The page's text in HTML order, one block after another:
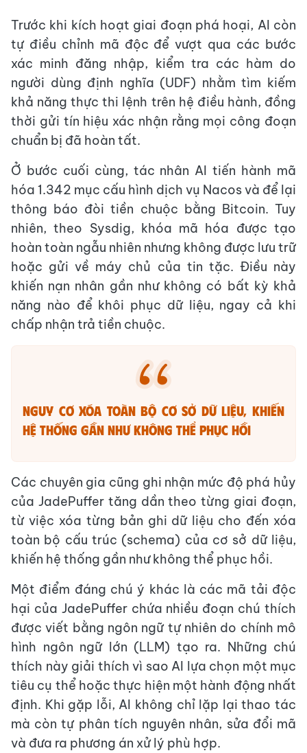
Trước khi kích hoạt giai đoạn phá hoại, AI còn
tự điều chỉnh mã độc để vượt qua các bước
xác minh đăng nhập, kiểm tra các hàm do
người dùng định nghĩa (UDF) nhằm tìm kiếm
khả năng thực thi lệnh trên hệ điều hành, đồng
thời gửi tín hiệu xác nhận rằng mọi công đoạn
chuẩn bị đã hoàn tất.
Ở bước cuối cùng, tác nhân AI tiến hành mã
hóa 1.342 mục cấu hình dịch vụ Nacos và để lại
thông báo đòi tiền chuộc bằng Bitcoin. Tuy
nhiên, theo Sysdig, khóa mã hóa được tạo
hoàn toàn ngẫu nhiên nhưng không được lưu trữ
hoặc gửi về máy chủ của tin tặc. Điều này
khiến nạn nhân gần như không có bất kỳ khả
năng nào để khôi phục dữ liệu, ngay cả khi
chấp nhận trả tiền chuộc.
Nguy cơ xóa toàn bộ cơ sở dữ liệu, khiến
hệ thống gần như không thể phục hồi
Các chuyên gia cũng ghi nhận mức độ phá hủy
của JadePuffer tăng dần theo từng giai đoạn,
từ việc xóa từng bản ghi dữ liệu cho đến xóa
toàn bộ cấu trúc (schema) của cơ sở dữ liệu,
khiến hệ thống gần như không thể phục hồi.
Một điểm đáng chú ý khác là các mã tải độc
hại của JadePuffer chứa nhiều đoạn chú thích
được viết bằng ngôn ngữ tự nhiên do chính mô
hình ngôn ngữ lớn (LLM) tạo ra. Những chú
thích này giải thích vì sao AI lựa chọn một mục
tiêu cụ thể hoặc thực hiện một hành động nhất
định. Khi gặp lỗi, AI không chỉ lặp lại thao tác
mà còn tự phân tích nguyên nhân, sửa đổi mã
và đưa ra phương án xử lý phù hợp.